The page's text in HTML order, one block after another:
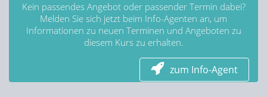
Kein passendes Angebot oder passender Termin dabei?
Melden Sie sich jetzt beim Info-Agenten an, um
Informationen zu neuen Terminen und Angeboten zu
diesem Kurs zu erhalten.
zum Info-Agent